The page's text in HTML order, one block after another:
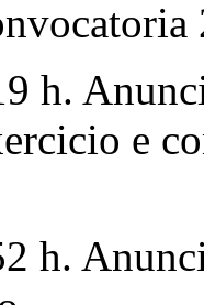
h.
e
h.